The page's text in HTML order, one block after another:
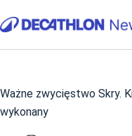
do
Ważne zwycięstwo Skry.
wykonany